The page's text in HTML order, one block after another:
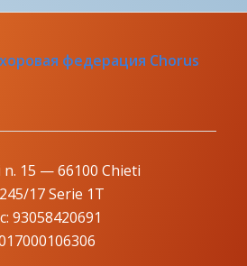
федерация Chorus
15 — 66100 Chieti
17 Serie 1T
93058420691